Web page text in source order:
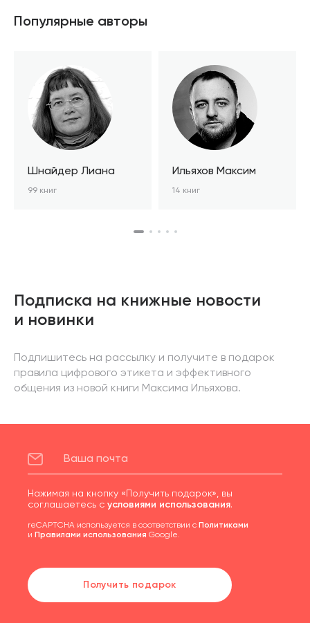
Популярные авторы
Шнайдер Лиана
99 книг
Ильяхов Максим
14 книг
Подписка на книжные новости
и новинки
Подпишитесь на рассылку и получите в подарок
правила цифрового этикета и эффективного
общения из новой книги Максима Ильяхова.
Нажимая на кнопку «Получить подарок», вы
соглашаетесь с условиями использования.
reCAPTCHA используется в соответствии с Политиками
и Правилами использования Google.
Получить подарок